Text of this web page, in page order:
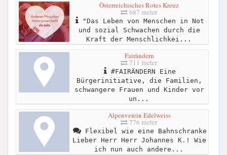
Österreichisches Rotes Kreuz
687 meter
"Das Leben von Menschen in Not
und sozial Schwachen durch die
Kraft der Menschlichkei...
Fairändern
711 meter
#FAIRÄNDERN Eine
Bürgerinitiative, die Familien,
schwangere Frauen und Kinder vor
un...
Alpenverein Edelweiss
776 meter
Flexibel wie eine Bahnschranke
Lieber Herr Herr Johannes K.! Wie
ich nun auch andere...